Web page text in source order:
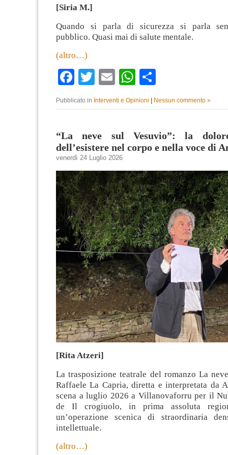
[Siria M.]
Quando si parla di sicurezza si parla
pubblico. Quasi mai di salute mentale.
(altro…)
Facebook
TwitterEmailWhatsApp
Pubblicato in Interventi e Opinioni Nessun commento »
“La neve sul Vesuvio”: la
dell’esistere nel corpo e nella voce di
venerdì 24 Luglio 2026
[Rita Atzeri]
La trasposizione teatrale del romanzo La
Raffaele La Capria, diretta e interpretata da
scena a luglio 2026 a Villanovaforru per il
de Il crogiuolo, in prima assoluta
un’operazione scenica di straordinaria
intellettuale.
(altro…)